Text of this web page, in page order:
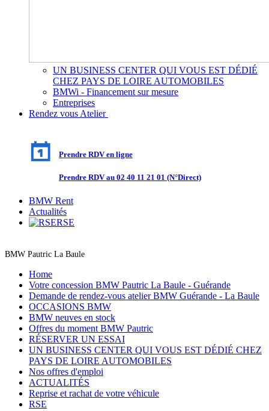
UN BUSINESS CENTER QUI VOUS EST DÉDIÉ
CHEZ PAYS DE LOIRE AUTOMOBILES
BMWi - Financement sur mesure
Entreprises
Rendez vous Atelier
Prendre RDV en ligne
Prendre RDV au 02 40 11 21 01 (N°Direct)
BMW Rent
Actualités
RSE
BMW Pautric La Baule
Home
Votre concession BMW Pautric La Baule - Guérande
Demande de rendez-vous atelier BMW Guérande - La Baule
OCCASIONS BMW
BMW neuves en stock
Offres du moment BMW Pautric
RÉSERVER UN ESSAI
UN BUSINESS CENTER QUI VOUS EST DÉDIÉ CHEZ
PAYS DE LOIRE AUTOMOBILES
Nos offres d'emploi
ACTUALITÉS
Reprise et rachat de votre véhicule
RSE